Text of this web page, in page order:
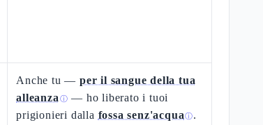
Anche tu —per il sangue della tua
alleanza ⓘ — ho liberato i tuoi
prigionieri dalla fossa senz'acqua ⓘ.